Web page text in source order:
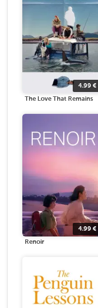
4.99 €
The Love That Remains
4.99 €
Renoir